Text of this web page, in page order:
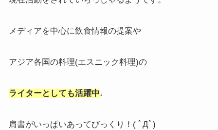
メディアを中心に飲食情報の提案や
アジア各国の料理(エスニック料理)の
ライターとしても活躍中♩
肩書がいっぱいあってびっくり！( ﾟДﾟ)